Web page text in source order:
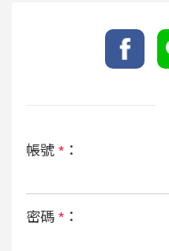
帳號 * ：
密碼 * ：